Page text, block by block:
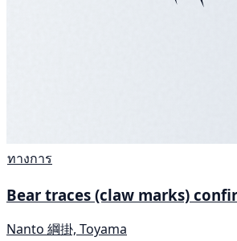
ทางการ
Bear traces (claw marks)
Nanto 綱掛, Toyama